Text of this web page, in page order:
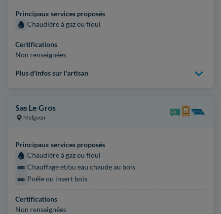
Principaux services proposés
Chaudière à gaz ou fioul
Certifications
Non renseignées
Plus d'infos sur l'artisan
Sas Le Gros
Melgven
Principaux services proposés
Chaudière à gaz ou fioul
Chauffage et/ou eau chaude au bois
Poêle ou insert bois
Certifications
Non renseignées